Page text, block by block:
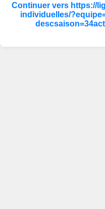
Continuer vers https://
individuelles/